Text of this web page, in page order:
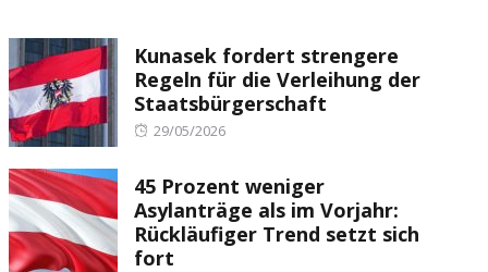
Kunasek fordert strengere
Regeln für die Verleihung der
Staatsbürgerschaft
Posted
29/05/2026
45 Prozent weniger
Asylanträge als im Vorjahr:
Rückläufiger Trend setzt sich
fort